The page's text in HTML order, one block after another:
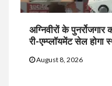
अग्निवीरों के
री-एम्प्लॉयमेंट सेल होगा
August 8, 2026